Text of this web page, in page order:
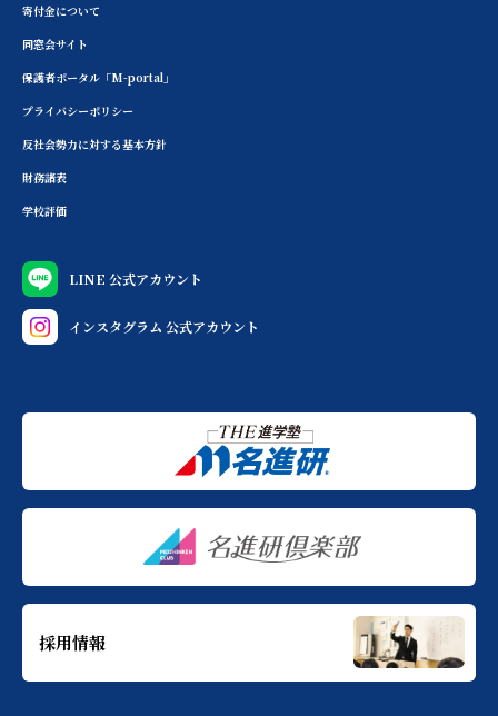
寄付金について
同窓会サイト
保護者ポータル「M-portal」
プライバシーポリシー
反社会勢力に対する基本方針
財務諸表
学校評価
LINE 公式アカウント
インスタグラム 公式アカウント
採用情報